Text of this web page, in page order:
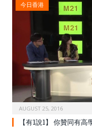
今日香港
AUGUST 25, 2016
【有1說1】 你贊同有